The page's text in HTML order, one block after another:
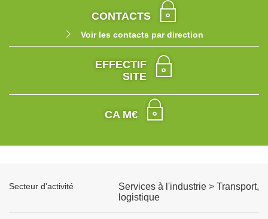
CONTACTS
Voir les contacts par direction
EFFECTIF
SITE
CA M€
Secteur d'activité
Services à l'industrie > Transport,
logistique